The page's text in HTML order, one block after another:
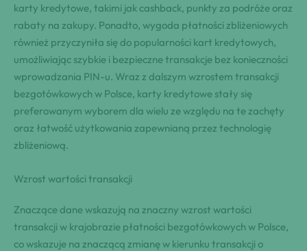
karty kredytowe, takimi jak cashback, punkty za podróże oraz
rabaty na zakupy. Ponadto, wygoda płatności zbliżeniowych
również przyczyniła się do popularności kart kredytowych,
umożliwiając szybkie i bezpieczne transakcje bez konieczności
wprowadzania PIN-u. Wraz z dalszym wzrostem transakcji
bezgotówkowych w Polsce, karty kredytowe stały się
preferowanym wyborem dla wielu ze względu na te zachęty
oraz łatwość użytkowania zapewnianą przez technologię
zbliżeniową.
Wzrost wartości transakcji
Znaczące dane wskazują na znaczny wzrost wartości
transakcji w krajobrazie płatności bezgotówkowych w Polsce,
co wskazuje na znaczącą zmianę w kierunku transakcji o